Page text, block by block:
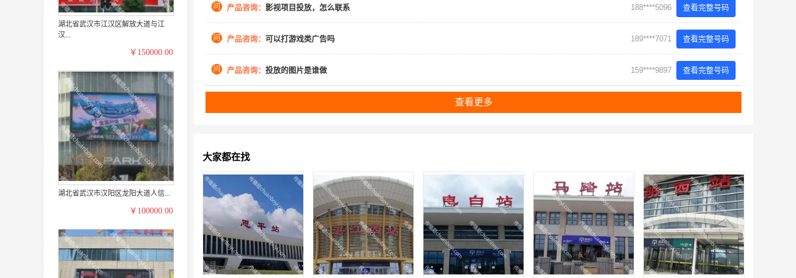
湖北省武汉市江汉区解放大道与江
汉...
￥150000.00
湖北省武汉市汉阳区龙阳大道人信...
￥100000.00
问 产品咨询： 影视项目投放，怎么联系 188****5096 查看完整号码
问 产品咨询： 可以打游戏类广告吗 189****7071 查看完整号码
问 产品咨询： 投放的图片是谁做 159****9897 查看完整号码
查看更多
大家都在找